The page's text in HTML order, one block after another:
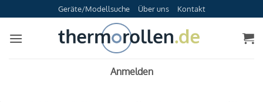
Inhalt
springen
Geräte/Modellsuche Über uns Kontakt
Anmelden